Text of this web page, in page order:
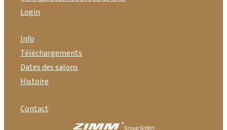
Login
Info
Téléchargements
Dates des salons
Histoire
Contact